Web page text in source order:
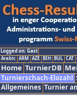
Logged on: Gast
Arabic ARM AZE BIH BUL CAT
Home TurnierDB
Turnierschach-Elozahl
Allgemeines Turnier